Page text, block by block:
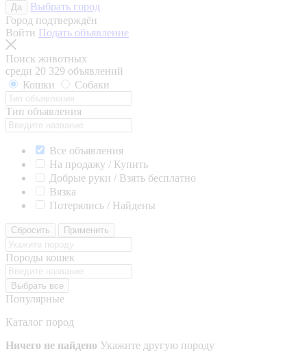
Да
Выбрать город
Город подтверждён
Войти Подать объявление
Поиск животных
среди 20 329 объявлений
Кошки
Собаки
Тип объявления
Все объявления
На продажу / Купить
Добрые руки / Взять бесплатно
Вязка
Потерялись / Найдены
Сбросить Применить
Породы кошек
Выбрать все
Популярные
Каталог пород
Ничего не найдено Укажите другую породу